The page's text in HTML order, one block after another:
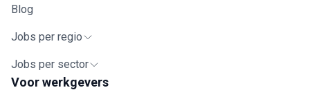
Blog
Jobs per regio
Jobs per sector
Voor werkgevers